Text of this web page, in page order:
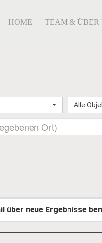
HOME TEAM & ÜBER
Alle
über neue Ergebnisse